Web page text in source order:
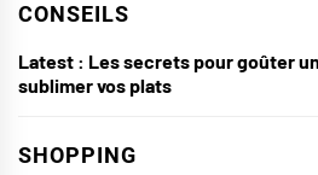
CONSEILS
Latest : Les secrets pour goûter
sublimer vos plats
SHOPPING